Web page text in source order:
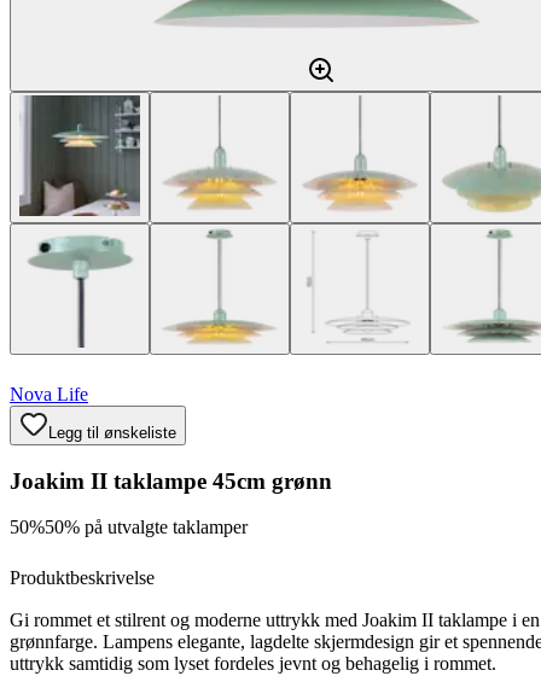
Nova Life
Legg til ønskeliste
Joakim II taklampe 45cm grønn
50%50% på utvalgte taklamper
Produktbeskrivelse
Gi rommet et stilrent og moderne uttrykk med Joakim II taklampe i
grønnfarge. Lampens elegante, lagdelte skjermdesign gir et
uttrykk samtidig som lyset fordeles jevnt og behagelig i rommet.